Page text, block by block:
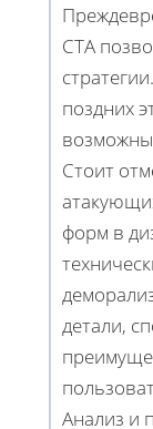
CTA
поздних
Стоит
форм в
детали,
Анализ и